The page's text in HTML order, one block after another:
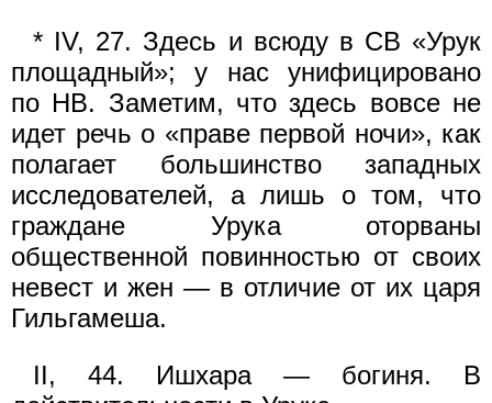
* IV, 27. Здесь и всюду в СВ «Урук
площадный»; у нас унифицировано
по НВ. Заметим, что здесь вовсе не
идет речь о «праве первой ночи», как
полагает большинство западных
исследователей, а лишь о том, что
граждане Урука оторваны
общественной повинностью от своих
невест и жен — в отличие от их царя
Гильгамеша.
II, 44. Ишхара — богиня. В